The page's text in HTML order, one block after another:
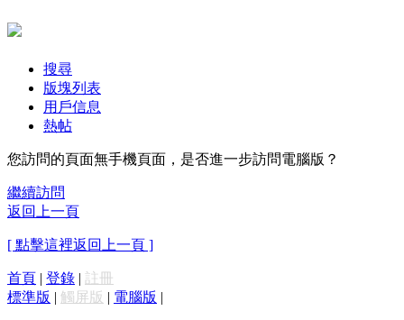
搜尋
版塊列表
用戶信息
熱帖
您訪問的頁面無手機頁面，是否進一步訪問電腦版？
繼續訪問
返回上一頁
[ 點擊這裡返回上一頁 ]
首頁 | 登錄 | 註冊
標準版 | 觸屏版 | 電腦版 |